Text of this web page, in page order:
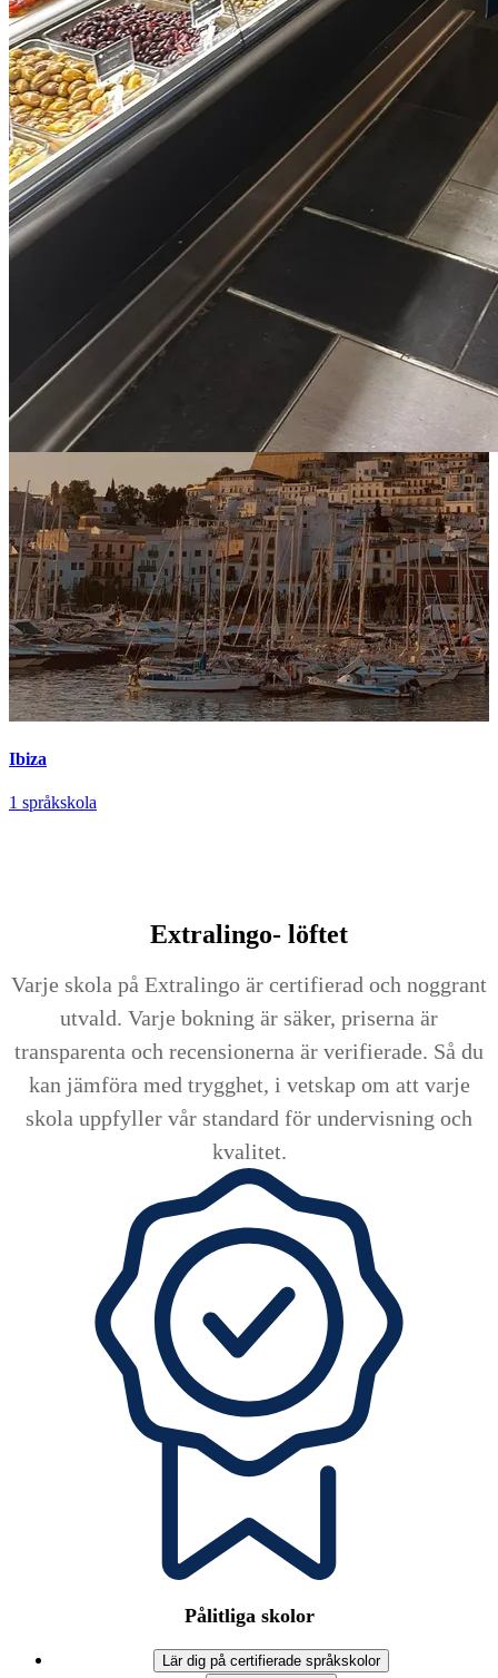
Städer nära Palma i Balearerna-regionen
Ibiza
1 språkskola
Extralingo- löftet
Varje skola på Extralingo är certifierad och noggrant
utvald. Varje bokning är säker, priserna är
transparenta och recensionerna är verifierade. Så du
kan jämföra med trygghet, i vetskap om att varje
skola uppfyller vår standard för undervisning och
kvalitet.
Pålitliga skolor
Lär dig på certifierade språkskolor